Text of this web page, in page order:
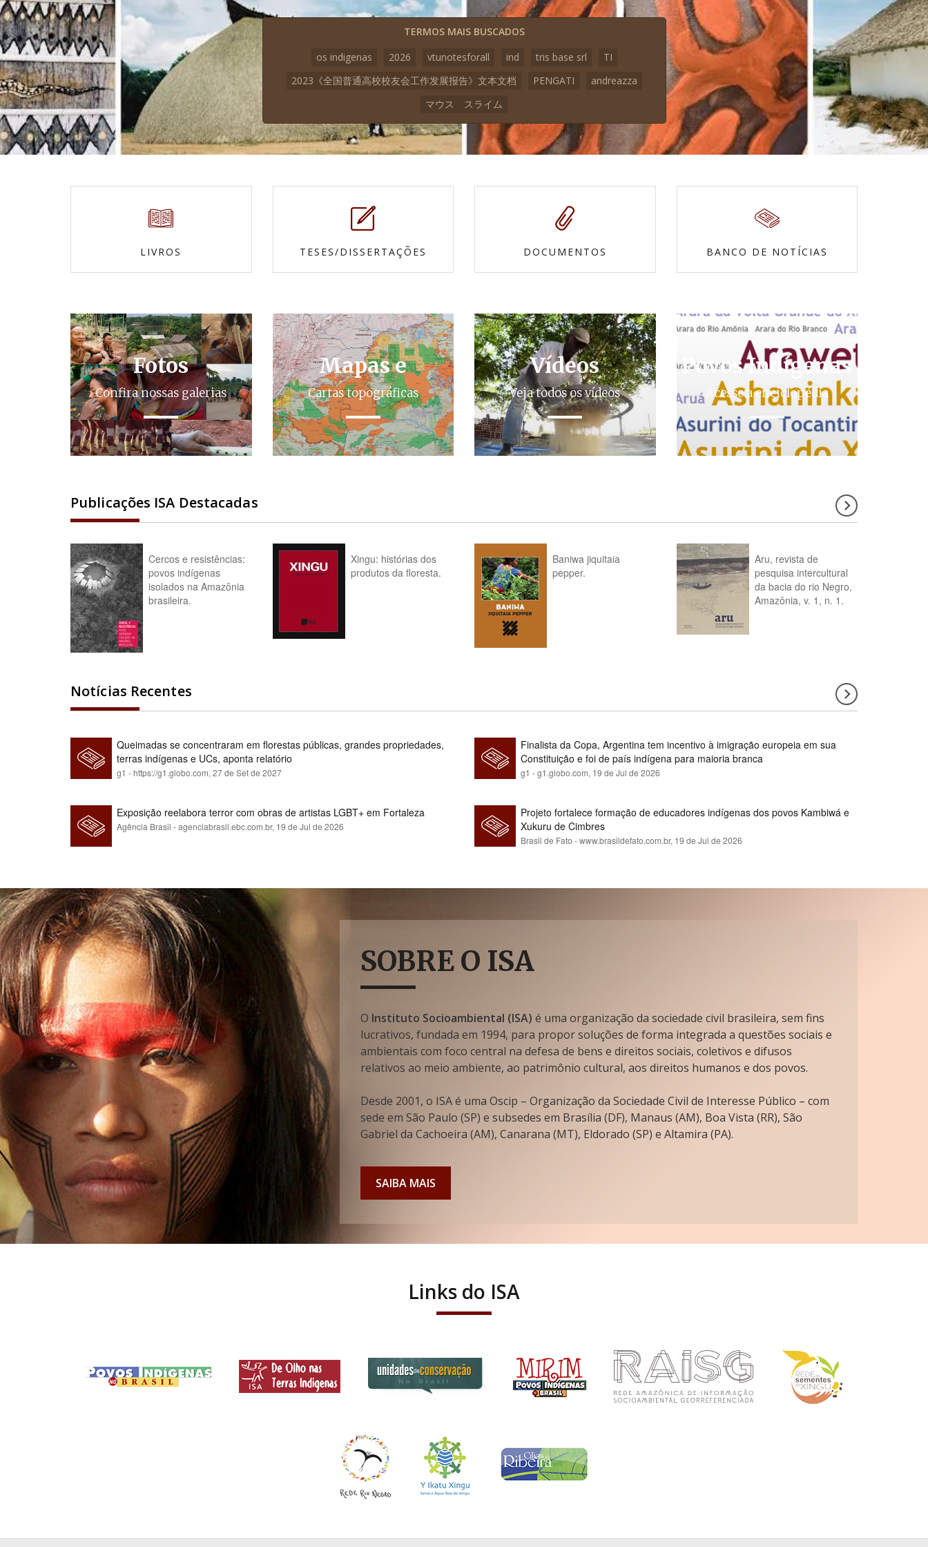
TERMOS MAIS BUSCADOS
os indigenas
2026 vtunotesforall ind tris base srl
TI
2023《全国普通高校校友会工作发展报告》文本文档
PENGATI
andreazza
マウス スライム
LIVROS TESES/DISSERTAÇÕES DOCUMENTOS BANCO DE NOTÍCIAS
Fotos
Confira nossas galerias
Mapas e
Cartas topográficas
Vídeos
Veja todos os vídeos
Povos Indígenas
Acesse a enciclopédia
Publicações ISA Destacadas
Cercos e resistências:
povos indígenas
isolados na Amazônia
brasileira.
Xingu: histórias dos
produtos da floresta.
Baniwa jiquitaia
pepper.
Aru, revista de
pesquisa intercultural
da bacia do rio Negro,
Amazônia, v. 1, n. 1.
Notícias Recentes
Queimadas se concentraram em florestas públicas, grandes propriedades,
terras indígenas e UCs, aponta relatório
g1 - https://g1.globo.com, 27 de Set de 2027
Finalista da Copa, Argentina tem incentivo à imigração europeia em sua
Constituição e foi de país indígena para maioria branca
g1 - g1.globo.com, 19 de Jul de 2026
Exposição reelabora terror com obras de artistas LGBT+ em Fortaleza
Agência Brasil - agenciabrasil.ebc.com.br, 19 de Jul de 2026
Projeto fortalece formação de educadores indígenas dos povos Kambiwá e
Xukuru de Cimbres
Brasil de Fato - www.brasildefato.com.br, 19 de Jul de 2026
SOBRE O ISA
O Instituto Socioambiental (ISA) é uma organização da sociedade civil brasileira, sem fins
lucrativos, fundada em 1994, para propor soluções de forma integrada a questões sociais e
ambientais com foco central na defesa de bens e direitos sociais, coletivos e difusos
relativos ao meio ambiente, ao patrimônio cultural, aos direitos humanos e dos povos.
Desde 2001, o ISA é uma Oscip – Organização da Sociedade Civil de Interesse Público – com
sede em São Paulo (SP) e subsedes em Brasília (DF), Manaus (AM), Boa Vista (RR), São
Gabriel da Cachoeira (AM), Canarana (MT), Eldorado (SP) e Altamira (PA).
SAIBA MAIS
Links do ISA